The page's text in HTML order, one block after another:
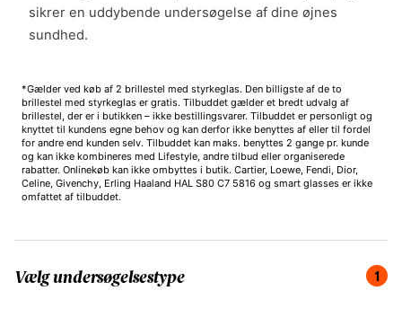
sikrer en uddybende undersøgelse af dine øjnes
sundhed.
*Gælder ved køb af 2 brillestel med styrkeglas. Den billigste af de to
brillestel med styrkeglas er gratis. Tilbuddet gælder et bredt udvalg af
brillestel, der er i butikken – ikke bestillingsvarer. Tilbuddet er personligt og
knyttet til kundens egne behov og kan derfor ikke benyttes af eller til fordel
for andre end kunden selv. Tilbuddet kan maks. benyttes 2 gange pr. kunde
og kan ikke kombineres med Lifestyle, andre tilbud eller organiserede
rabatter. Onlinekøb kan ikke ombyttes i butik. Cartier, Loewe, Fendi, Dior,
Celine, Givenchy, Erling Haaland HAL S80 C7 5816 og smart glasses er ikke
omfattet af tilbuddet.
1
Vælg undersøgelsestype